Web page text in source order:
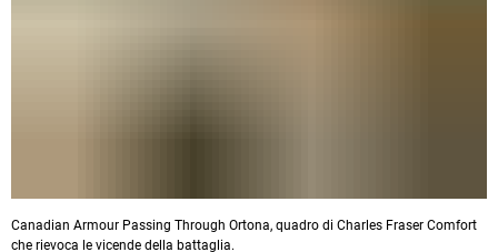
Canadian Armour Passing Through Ortona, quadro di Charles Fraser Comfort
che rievoca le vicende della battaglia.